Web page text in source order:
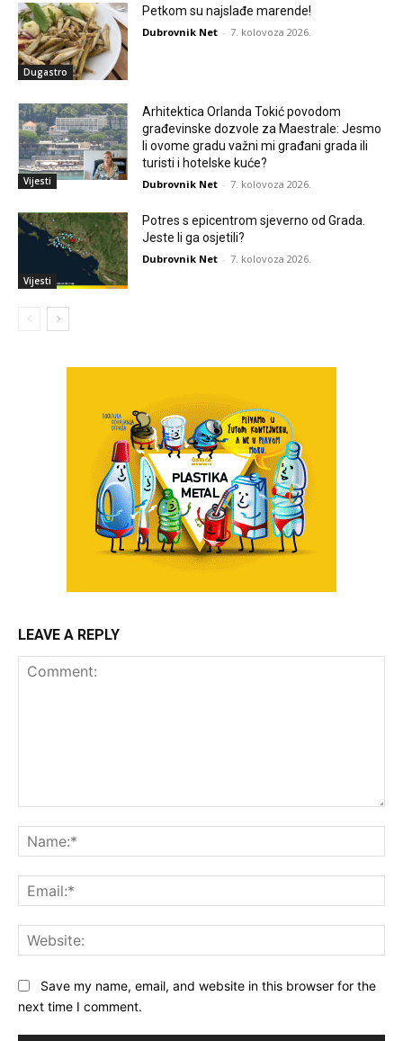
Dugastro
Petkom su najslađe marende!
Dubrovnik Net - 7. kolovoza 2026.
Vijesti
Arhitektica Orlanda Tokić povodom
građevinske dozvole za Maestrale: Jesmo
li ovome gradu važni mi građani grada ili
turisti i hotelske kuće?
Dubrovnik Net - 7. kolovoza 2026.
Vijesti
Potres s epicentrom sjeverno od Grada.
Jeste li ga osjetili?
Dubrovnik Net - 7. kolovoza 2026.
LEAVE A REPLY
Save my name, email, and website in this browser for the
next time I comment.